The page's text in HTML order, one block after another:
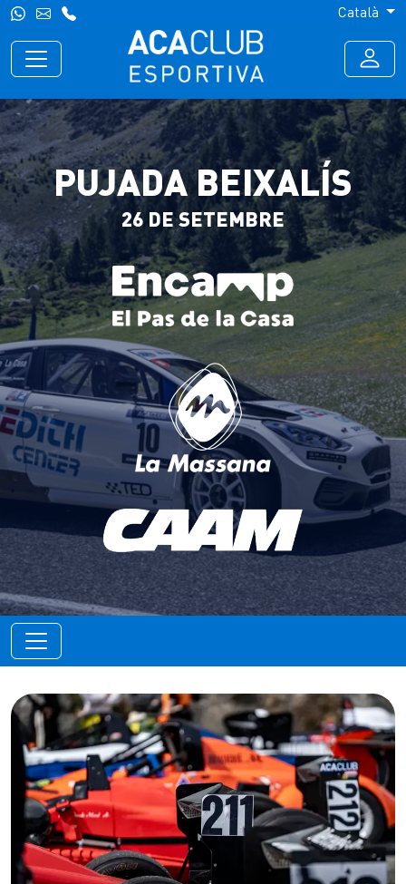
Català
PUJADA BEIXALÍS
26 DE SETEMBRE